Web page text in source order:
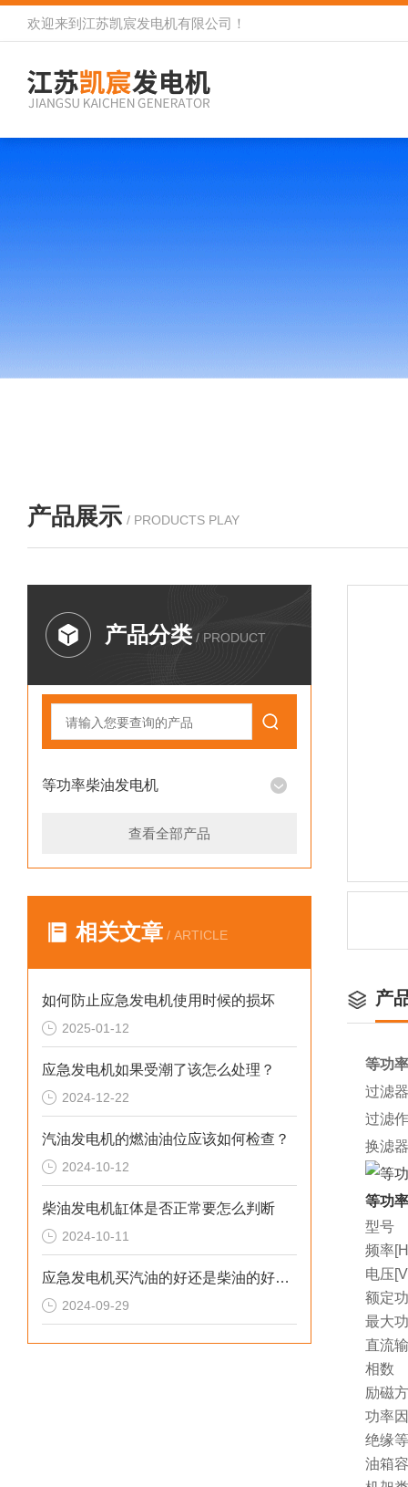
欢迎来到 江苏凯宸发电机有限公司 ！
产品展示 / PRODUCTS PLAY
产品分类 / PRODUCT
等功率柴油发电机
查看全部产品
相关文章 / ARTICLE
如何防止应急发电机使用时候的损坏
2025-01-12
应急发电机如果受潮了该怎么处理？
2024-12-22
汽油发电机的燃油油位应该如何检查？
2024-10-12
柴油发电机缸体是否正常要怎么判断
2024-10-11
应急发电机买汽油的好还是柴油的好呢？
2024-09-29
产
等功
过滤
过滤
换滤
等功
型号
频率
电压
额定
最大
直流
相数
励磁
功率
绝缘
油箱